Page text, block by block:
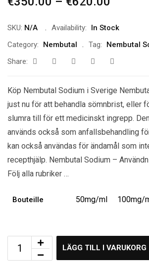
SKU: N/A Availability:
In Stock
Category:
Nembutal Tag:
Nembutal
Share:
Köp Nembutal Sodium i Sverige
just nu för att behandla sömnbrist, eller
slumra till för ett medicinskt ingrepp.
används också som anfallsbehandling
kan också användas för ändamål som
recepthjälp. Nembutal Sodium –
Följ alla rubriker …
Bouteille 50mg/ml 100mg/
LÄGG TILL I VARUKORG